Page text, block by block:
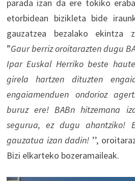
parada izan da ere tokiko
etorbidean bizikleta bide
gauzatzea bezalako ekintza
”Gaur berriz oroitarazten dugu
Ipar Euskal Herriko beste
girela hartzen dituzten
engaiamenduen ondorioz
buruz ere! BABn hitzemana
segurua, ez dugu ahantziko!
gauzatua izan dadin!’’,
Bizi elkarteko bozeramaileak.